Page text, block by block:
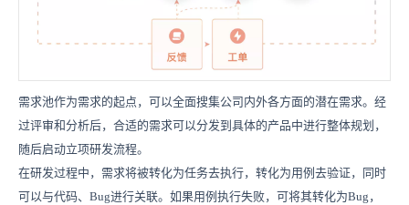
需求池作为需求的起点，可以全面搜集公司内外各方面的潜在需求。经
过评审和分析后，合适的需求可以分发到具体的产品中进行整体规划，
随后启动立项研发流程。
在研发过程中，需求将被转化为任务去执行，转化为用例去验证，同时
可以与代码、Bug进行关联。如果用例执行失败，可将其转化为Bug，